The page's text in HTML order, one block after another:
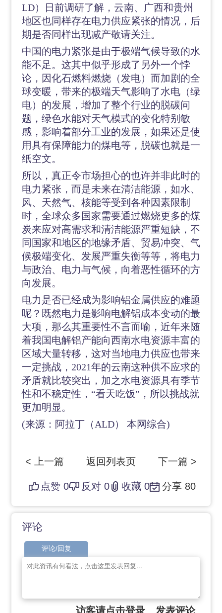
LD）日前调研了解，云南、广西和贵州
地区也同样存在电力供应紧张的情况，后
期是否同样出现减产敬请关注。
中国的电力紧张是由于极端气候导致的水
能不足。这其中似乎形成了另外一个悖
论，因化石燃料燃烧（发电）而加剧的全
球变暖，带来的极端天气影响了水电（绿
电）的发展，增加了整个行业的脱碳问
题，绿色水能对天气模式的变化特别敏
感，影响着部分工业的发展，如果还是使
用具有保障能力的煤电等，脱碳也就是一
纸空文。
所以，真正令市场担心的也许并非此时的
电力紧张，而是未来在清洁能源，如水、
风、天然气、核能等受到各种因素限制
时，全球众多国家需要通过燃烧更多的煤
炭来应对高需求和清洁能源严重短缺，不
同国家和地区的地缘矛盾、贸易冲突、气
候极端变化、发展严重失衡等等，将电力
与政治、电力与气候，向着恶性循环的方
向发展。
电力是否已经成为影响铝金属供应的难题
呢？既然电力是影响电解铝成本变动的最
大项，那么其重要性不言而喻，近年来随
着我国电解铝产能向西南水电资源丰富的
区域大量转移，这对当地电力供应也带来
一定挑战， 2021年的云南这种供不应求的
矛盾就比较突出，加之水电资源具有季节
性和不稳定性，“看天吃饭”，所以挑战就
更加明显。
(来源：阿拉丁（ALD） 本网综合)
< 上一篇 返回列表页 下一篇 >
点赞0 反对 0 收藏0 分享 80
评论
评论/回复
访客请点击登录 发表评论